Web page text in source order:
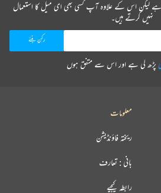
ہے لیکن اس کے علاوہ آپ کسی بھی ای میل کا استعمال
نہیں کرتے ہیں۔
پڑھ لی ہے اور اس سے متفق ہوں
معلومات
ریختہ فاؤنڈیشن
بانی : تعارف
رابطہ کیجیے